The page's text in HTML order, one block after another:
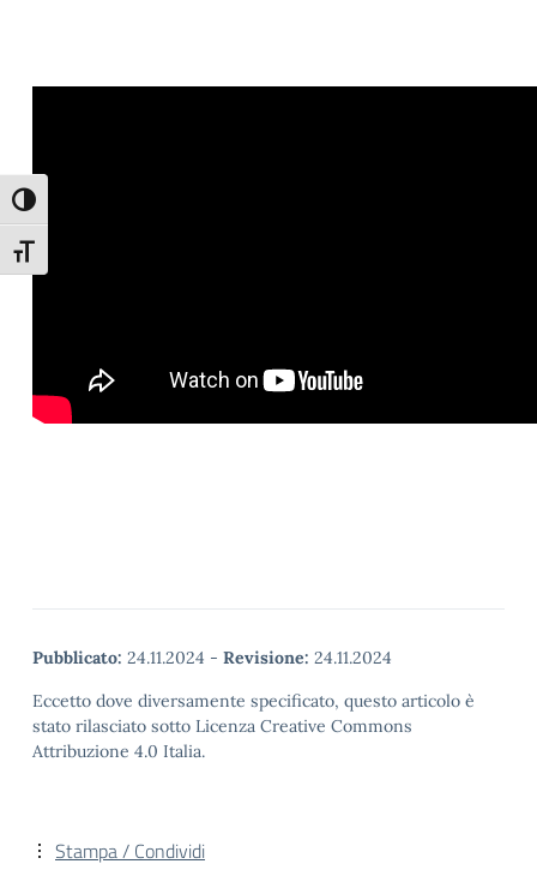
Attiva/disattiva alto contrasto
Attiva/disattiva dimensione testo
Pubblicato: 24.11.2024 - Revisione: 24.11.2024
Eccetto dove diversamente specificato, questo articolo è
stato rilasciato sotto Licenza Creative Commons
Attribuzione 4.0 Italia.
Stampa / Condividi